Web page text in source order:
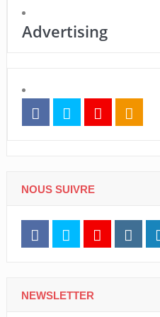
Advertising
NOUS SUIVRE
NEWSLETTER